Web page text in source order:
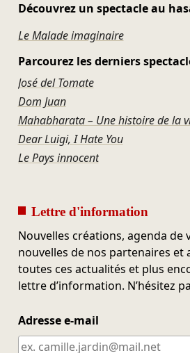
Découvrez un spectacle au
Le Malade imaginaire
Parcourez les derniers
José del Tomate
Dom Juan
Mahabharata – Une histoire de la
Dear Luigi, I Hate You
Le Pays innocent
Lettre d'information
Nouvelles créations, agenda de
nouvelles de nos partenaires et
toutes ces actualités et plus
lettre d’information. N’hésitez
Adresse e-mail